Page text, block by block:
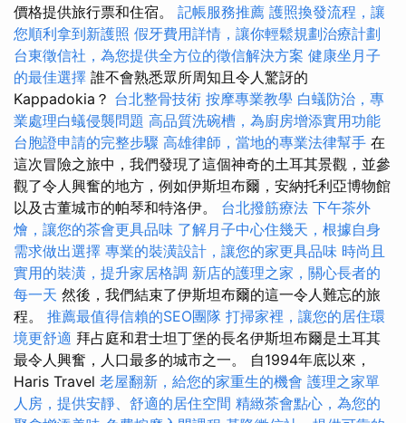
價格提供旅行票和住宿。 記帳服務推薦 護照換發流程，讓
您順利拿到新護照 假牙費用詳情，讓你輕鬆規劃治療計劃
台東徵信社，為您提供全方位的徵信解決方案 健康坐月子
的最佳選擇 誰不會熟悉眾所周知且令人驚訝的
Kappadokia？ 台北整骨技術 按摩專業教學 白蟻防治，專
業處理白蟻侵襲問題 高品質洗碗槽，為廚房增添實用功能
台胞證申請的完整步驟 高雄律師，當地的專業法律幫手 在
這次冒險之旅中，我們發現了這個神奇的土耳其景觀，並參
觀了令人興奮的地方，例如伊斯坦布爾，安納托利亞博物館
以及古董城市的帕琴和特洛伊。 台北撥筋療法 下午茶外
燴，讓您的茶會更具品味 了解月子中心住幾天，根據自身
需求做出選擇 專業的裝潢設計，讓您的家更具品味 時尚且
實用的裝潢，提升家居格調 新店的護理之家，關心長者的
每一天 然後，我們結束了伊斯坦布爾的這一令人難忘的旅
程。 推薦最值得信賴的SEO團隊 打掃家裡，讓您的居住環
境更舒適 拜占庭和君士坦丁堡的長名伊斯坦布爾是土耳其
最令人興奮，人口最多的城市之一。 自1994年底以來，
Haris Travel 老屋翻新，給您的家重生的機會 護理之家單
人房，提供安靜、舒適的居住空間 精緻茶會點心，為您的